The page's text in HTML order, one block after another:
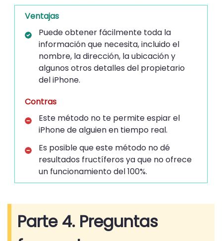
Ventajas
Puede obtener fácilmente toda la
información que necesita, incluido el
nombre, la dirección, la ubicación y
algunos otros detalles del propietario
del iPhone.
Contras
Este método no te permite espiar el
iPhone de alguien en tiempo real.
Es posible que este método no dé
resultados fructíferos ya que no ofrece
un funcionamiento del 100%.
Parte 4. Preguntas